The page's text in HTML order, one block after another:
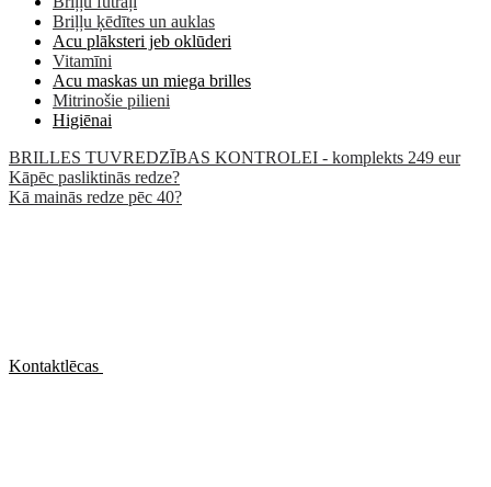
Briļļu ķēdītes un auklas
Acu plāksteri jeb oklūderi
Vitamīni
Acu maskas un miega brilles
Mitrinošie pilieni
Higiēnai
BRILLES TUVREDZĪBAS KONTROLEI - komplekts 249 eur
Kāpēc pasliktinās redze?
Kā mainās redze pēc 40?
Kontaktlēcas